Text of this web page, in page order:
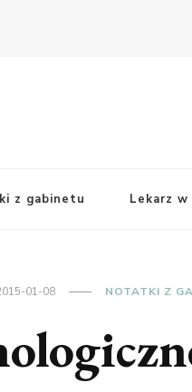
z gabinetu Lekarz
01-08 NOTATKI Z